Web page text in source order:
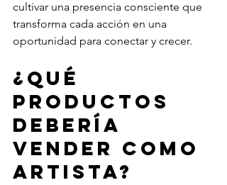
cultivar una presencia consciente que
transforma cada acción en una
oportunidad para conectar y crecer.
¿Qué
productos
debería
vender como
artista?